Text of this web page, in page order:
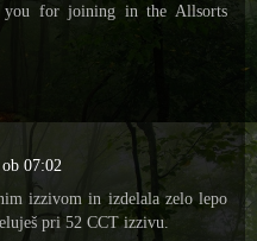
you for joining in the Allsorts
07:02
izzivom in izdelala zelo lepo
pri 52 CCT izzivu.